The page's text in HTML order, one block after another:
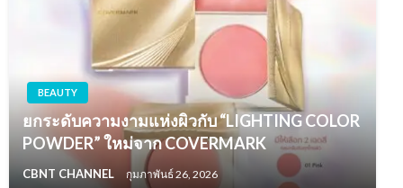
BEAUTY
ยกระดับความงามแห่งผิวกับ “LIGHTING COLOR
POWDER” ใหม่จาก COVERMARK
CBNT CHANNEL กุมภาพันธ์ 26, 2026